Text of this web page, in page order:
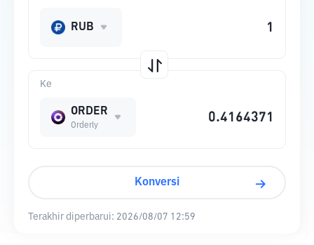
Ke
ORDER
Orderly
RUB
Konversi
Terakhir diperbarui: 2026/08/07 12:59